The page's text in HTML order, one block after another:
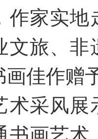
作家实
文旅、
画佳作赠
风展